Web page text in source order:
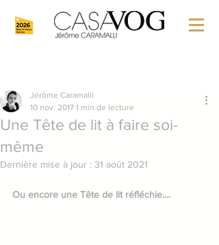
Une Tête de lit à faire soi-
même
Jérôme Caramalli
10 nov. 2017 1 min de lecture
Dernière mise à jour : 31 août 2021
Ou encore une Tête de lit réfléchie....